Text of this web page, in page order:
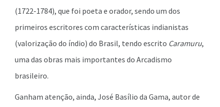
(1722-1784), que foi poeta e orador, sendo um dos
primeiros escritores com características indianistas
(valorização do índio) do Brasil, tendo escrito Caramuru,
uma das obras mais importantes do Arcadismo
brasileiro.
Ganham atenção, ainda, José Basílio da Gama, autor de